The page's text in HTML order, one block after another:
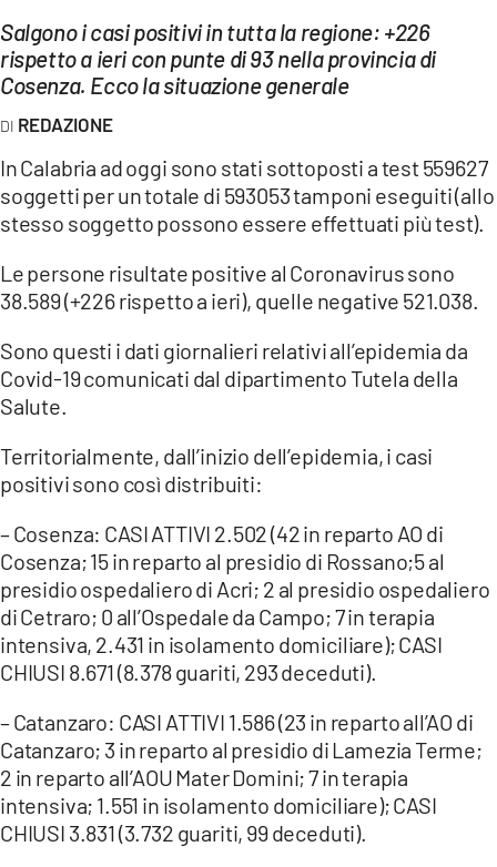
LAC TV
LAC NETWORK
LAC ONAIR
Network
LACTV.IT
LACONAIR.IT
LACITYMAG.IT
COSENZACHANNEL.IT
ILVIBONESE.IT
CATANZAROCHANNEL.IT
LACAPITALENEWS.IT
ANDROID
APPLE
Salgono i casi positivi in tutta la regione: +226
rispetto a ieri con punte di 93 nella provincia di
Cosenza. Ecco la situazione generale
REDAZIONE
In Calabria ad oggi sono stati sottoposti a test 559627
soggetti per un totale di 593053 tamponi eseguiti (allo
stesso soggetto possono essere effettuati più test).
Le persone risultate positive al Coronavirus sono
38.589 (+226 rispetto a ieri), quelle negative 521.038.
Sono questi i dati giornalieri relativi all’epidemia da
Covid-19 comunicati dal dipartimento Tutela della
Salute.
Territorialmente, dall’inizio dell’epidemia, i casi
positivi sono così distribuiti:
– Cosenza: CASI ATTIVI 2.502 (42 in reparto AO di
Cosenza; 15 in reparto al presidio di Rossano;5 al
presidio ospedaliero di Acri; 2 al presidio ospedaliero
di Cetraro; 0 all’Ospedale da Campo; 7 in terapia
intensiva, 2.431 in isolamento domiciliare); CASI
CHIUSI 8.671 (8.378 guariti, 293 deceduti).
– Catanzaro: CASI ATTIVI 1.586 (23 in reparto all’AO di
Catanzaro; 3 in reparto al presidio di Lamezia Terme;
2 in reparto all’AOU Mater Domini; 7 in terapia
intensiva; 1.551 in isolamento domiciliare); CASI
CHIUSI 3.831 (3.732 guariti, 99 deceduti).